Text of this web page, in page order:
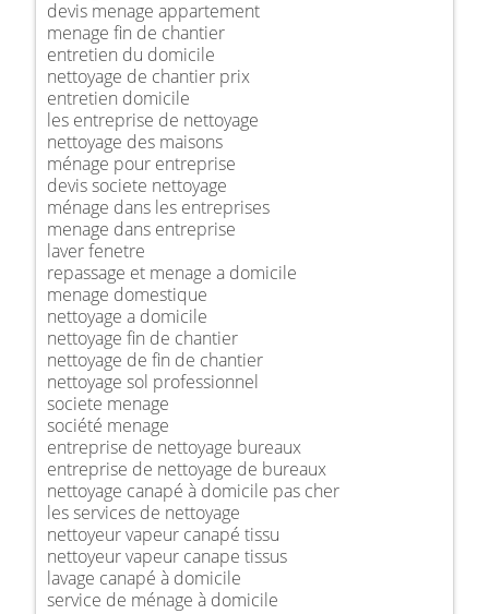
devis menage appartement
menage fin de chantier
entretien du domicile
nettoyage de chantier prix
entretien domicile
les entreprise de nettoyage
nettoyage des maisons
ménage pour entreprise
devis societe nettoyage
ménage dans les entreprises
menage dans entreprise
laver fenetre
repassage et menage a domicile
menage domestique
nettoyage a domicile
nettoyage fin de chantier
nettoyage de fin de chantier
nettoyage sol professionnel
societe menage
société menage
entreprise de nettoyage bureaux
entreprise de nettoyage de bureaux
nettoyage canapé à domicile pas cher
les services de nettoyage
nettoyeur vapeur canapé tissu
nettoyeur vapeur canape tissus
lavage canapé à domicile
service de ménage à domicile